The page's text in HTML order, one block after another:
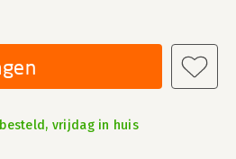
vrijdag in huis